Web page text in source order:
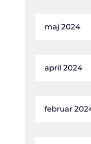
maj 2024
april 2024
februar